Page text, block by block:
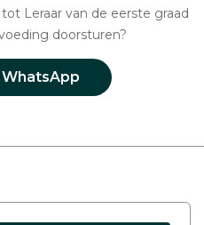
Leraar van de eerste graad
doorsturen?